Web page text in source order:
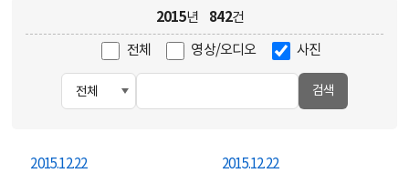
2015년 842건
전체 영상/오디오 사진
검색
2015.12.22 2015.12.22